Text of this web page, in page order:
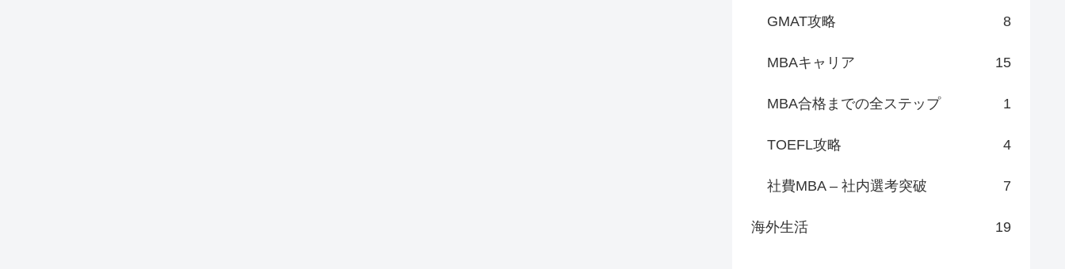
GMAT攻略 8
MBAキャリア 15
MBA合格までの全ステップ 1
TOEFL攻略 4
社費MBA – 社内選考突破 7
海外生活 19